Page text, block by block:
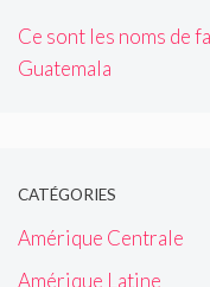
Ce sont les noms de
Guatemala
CATÉGORIES
Amérique Centrale
Amérique Latine